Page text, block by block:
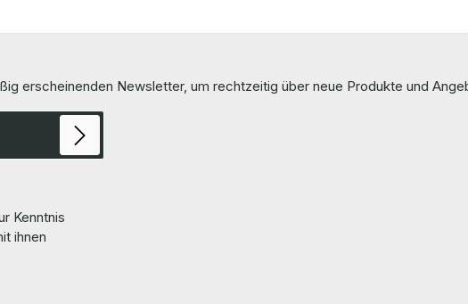
erscheinenden Newsletter, um rechtzeitig über neue Produkte und
Kenntnis
ihnen